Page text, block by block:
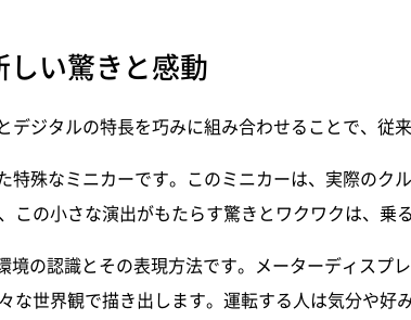
い驚きと感動
ジタルの特長を巧みに組み合わせることで、従
特殊なミニカーです。このミニカーは、実際のク
の小さな演出がもたらす驚きとワクワクは、乗
境の認識とその表現方法です。メーターディスプ
な世界観で描き出します。運転する人は気分や